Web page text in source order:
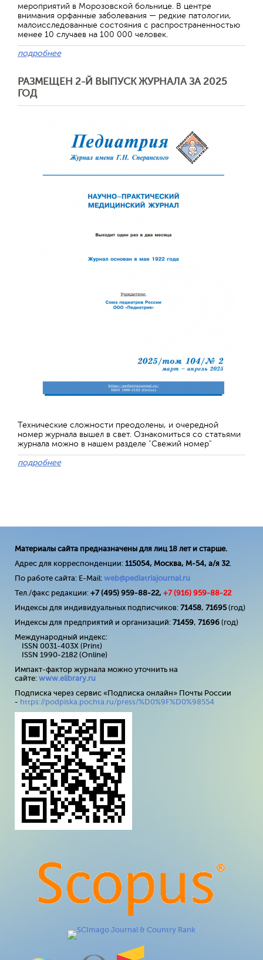
мероприятий в Морозовской больнице. В центре
внимания орфанные заболевания — редкие патологии,
малоисследованные состояния с распространенностью
менее 10 случаев на 100 000 человек.
подробнее
РАЗМЕЩЕН 2-Й ВЫПУСК ЖУРНАЛА ЗА 2025
ГОД
Технические сложности преодолены, и очередной
номер журнала вышел в свет. Ознакомиться со статьями
журнала можно в нашем разделе "Свежий номер"
подробнее
Материалы сайта предназначены для лиц 18 лет и старше.
Адрес для корреспонденции: 115054, Москва, М-54, а/я 32.
По работе сайта: E-Mail: web@pediatriajournal.ru
Тел./факс редакции: +7 (495) 959-88-22, +7 (916) 959-88-22
Индексы для индивидуальных подписчиков: 71458, 71695(год)
Индексы для предприятий и организаций: 71459, 71696 (год)
Международный индекс:
ISSN 0031-403X (Print)
ISSN 1990-2182 (Online)
Импакт-фактор журнала можно уточнить на
сайте: www.elibrary.ru
Подписка через сервис «Подписка онлайн» Почты России
- https://podpiska.pochta.ru/press/%D0%9F%D0%98554